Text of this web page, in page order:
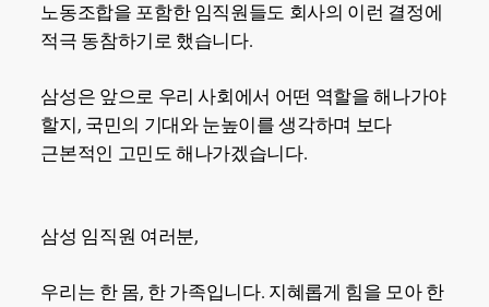
노동조합을 포함한 임직원들도 회사의 이런 결정에
적극 동참하기로 했습니다.
삼성은 앞으로 우리 사회에서 어떤 역할을 해나가야
할지, 국민의 기대와 눈높이를 생각하며 보다
근본적인 고민도 해나가겠습니다.
삼성 임직원 여러분,
우리는 한 몸, 한 가족입니다. 지혜롭게 힘을 모아 한